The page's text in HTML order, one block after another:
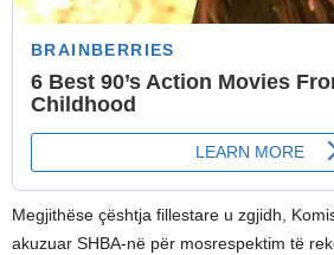
Megjithëse çështja fillestare u zgjidh,
akuzuar SHBA-në për mosrespektim të